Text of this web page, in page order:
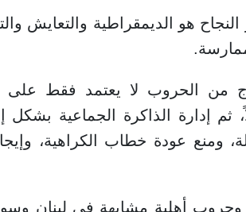
هو الديمقراطية والتعايش
من الحروب لا يعتمد فقط على
ثم إدارة الذاكرة الجماعية بشكل
ومنع عودة خطاب الكراهية،
أهلية مشابهة في لبنان